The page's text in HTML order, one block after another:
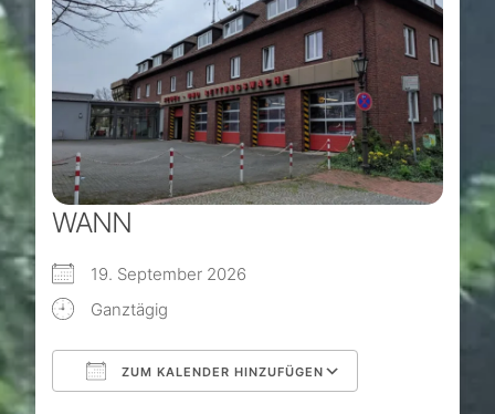
WANN
19. September 2026
Ganztägig
ZUM KALENDER HINZUFÜGEN